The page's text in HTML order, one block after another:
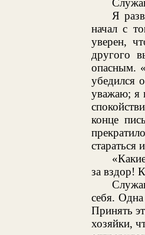
Я
начал с
уверен,
другого
опасным.
убедился
уважаю; я
конце
стараться
за вздор!
себя.
Принять
хозяйки,